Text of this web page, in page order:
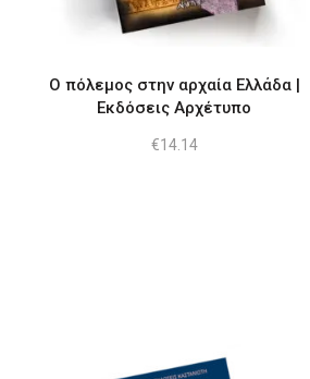
Ο πόλεμος στην αρχαία Ελλάδα |
Εκδόσεις Αρχέτυπο
€14.14